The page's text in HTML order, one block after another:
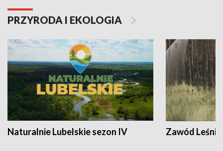
PRZYRODA I EKOLOGIA
Naturalnie Lubelskie sezon IV Zawód Leśnik